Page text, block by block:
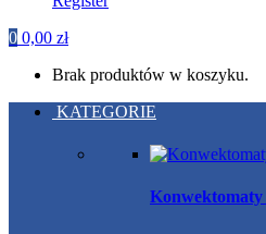
0 0,00 zł
Brak produktów w koszyku.
KATEGORIE